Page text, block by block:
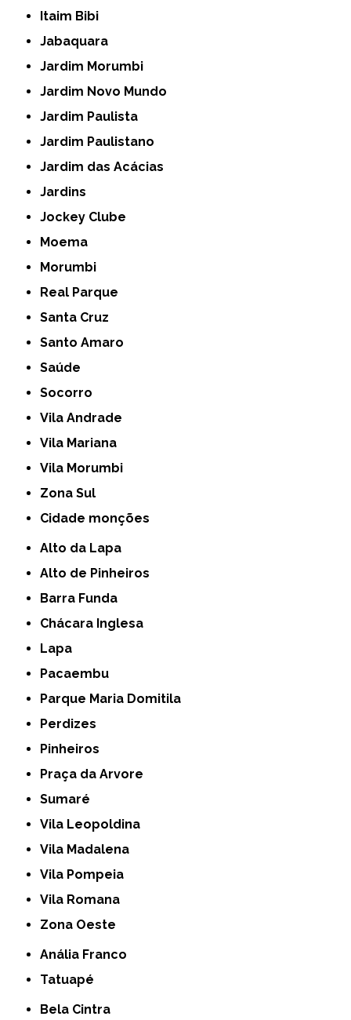
Itaim Bibi
Jabaquara
Jardim Morumbi
Jardim Novo Mundo
Jardim Paulista
Jardim Paulistano
Jardim das Acácias
Jardins
Jockey Clube
Moema
Morumbi
Real Parque
Santa Cruz
Santo Amaro
Saúde
Socorro
Vila Andrade
Vila Mariana
Vila Morumbi
Zona Sul
cidade monções
Alto da Lapa
Alto de Pinheiros
Barra Funda
Chácara Inglesa
Lapa
Pacaembu
Parque Maria Domitila
Perdizes
Pinheiros
Praça da Arvore
Sumaré
Vila Leopoldina
Vila Madalena
Vila Pompeia
Vila Romana
Zona Oeste
Anália Franco
Tatuapé
Bela Cintra